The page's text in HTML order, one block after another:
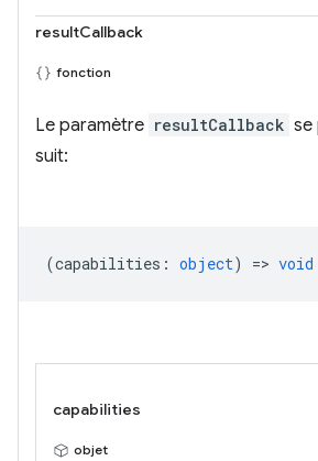
resultCallback
fonction
Le paramètre resultCallback se
suit:
(capabilities : object) => void
capabilities
objet